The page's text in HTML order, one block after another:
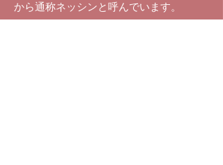
から通称ネッシンと呼んでいます。